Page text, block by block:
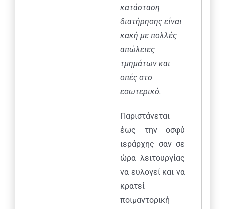
κατάσταση
διατήρησης είναι
κακή με πολλές
απώλειες
τμημάτων και
οπές στο
εσωτερικό.
Παριστάνεται
έως την οσφύ
ιεράρχης σαν σε
ώρα λειτουργίας
να ευλογεί και να
κρατεί
ποιμαντορική